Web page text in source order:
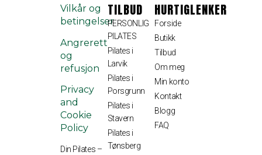
Vilkår og
betingelser
Angrerett
og
refusjon
Privacy
and
Cookie
Policy
Din Pilates –
TILBUD
PERSONLIG
PILATES​
Pilates i
Larvik
Pilates i
Porsgrunn
Pilates i
Stavern
Pilates i
Tønsberg
HURTIGLENKER
Forside
Butikk
Tilbud
Om meg
Min konto
Kontakt
Blogg
FAQ